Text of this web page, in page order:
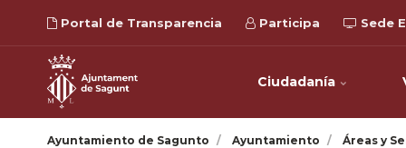
Portal de Transparencia Participa Sede
Ciudadanía
Ayuntamiento de Sagunto Ayuntamiento Áreas y